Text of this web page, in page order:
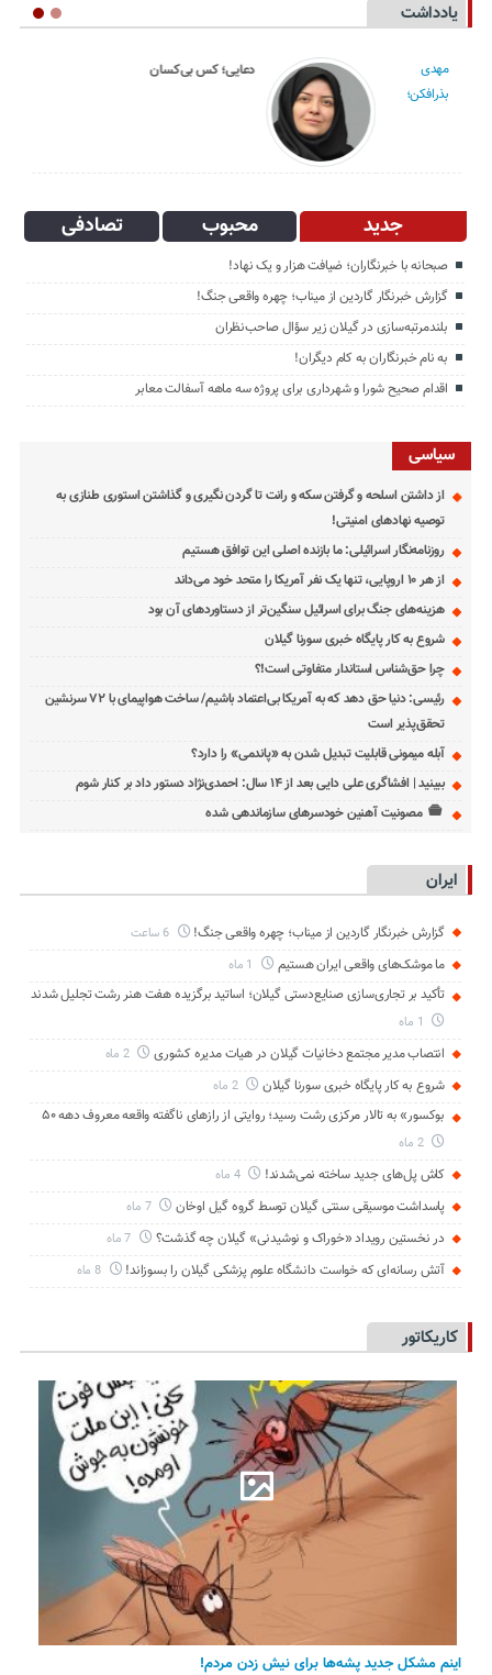
یادداشت
دعایی؛ کس بی‌کسان
جدید محبوب تصادفی
صبحانه با خبرنگاران؛ ضیافت هزار و یک نهاد!
گزارش خبرنگار گاردین از میناب؛ چهره واقعی جنگ!
بلندمرتبه‌سازی در گیلان زیر سؤال صاحب‌نظران
به نام خبرنگاران به کام دیگران!
اقدام صحیح شورا و شهرداری برای پروژه سه ماهه آسفالت معابر
سیاسی
از داشتن اسلحه و گرفتن سکه و رانت تا گردن نگیری و گذاشتن استوری طنازی به
توصیه نهادهای امنیتی!
روزنامه‌نگار اسرائیلی: ما بازنده اصلی این توافق هستیم
از هر ۱۰ اروپایی، تنها یک نفر آمریکا را متحد خود می‌داند
هزینه‌های جنگ برای اسرائیل سنگین‌تر از دستاوردهای آن بود
شروع به کار پایگاه خبری سورنا گیلان
چرا حق‌شناس استاندار متفاوتی است!؟
رئیسی: دنیا حق دهد که به آمریکا بی‌اعتماد باشیم/ ساخت هواپیمای با ۷۲ سرنشین
تحقق‌پذیر است
آبله میمونی قابلیت تبدیل شدن به «پاندمی» را دارد؟
ببینید | افشاگری علی دایی بعد از ۱۴ سال: احمدی‌نژاد دستور داد بر کنار شوم
مصونیت آهنین خودسرهای سازماندهی شده
ایران
گزارش خبرنگار گاردین از میناب؛ چهره واقعی جنگ! 6 ساعت
ما موشک‌های واقعی ایران هستیم
تأکید بر تجاری‌سازی صنایع‌دستی گیلان؛ اساتید برگزیده هفت هنر رشت تجلیل شدند
انتصاب مدیر مجتمع دخانیات گیلان در هیات مدیره کشوری 2 ماه
شروع به کار پایگاه خبری سورنا گیلان 2 ماه
بوکسور» به تالار مرکزی رشت رسید؛ روایتی از رازهای ناگفته واقعه معروف دهه ۵۰
2 ماه
کاش پل‌های جدید ساخته نمی‌شدند! 4 ماه
پاسداشت موسیقی سنتی گیلان توسط گروه گیل اوخان 7 ماه
در نخستین رویداد «خوراک و نوشیدنی» گیلان چه گذشت؟
آتش رسانه‌ای که خواست دانشگاه علوم پزشکی گیلان را بسوزاند! 8 ماه
کاریکاتور
اینم مشکل جدید پشه‌ها برای نیش زدن مردم!